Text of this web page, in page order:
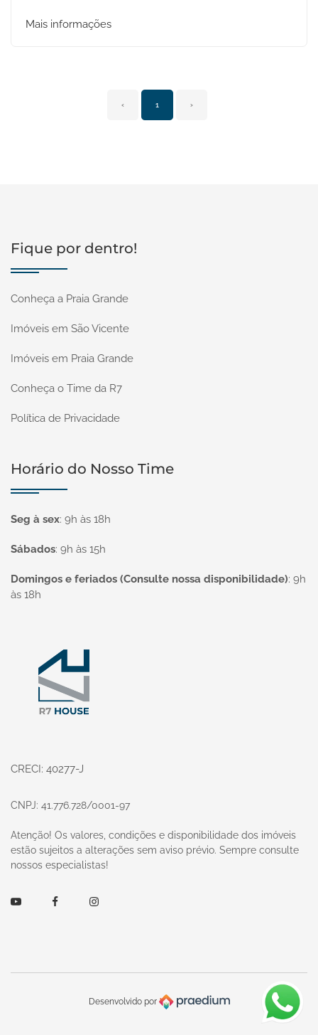
Mais informações
‹ 1 ›
Fique por dentro!
Conheça a Praia Grande
Imóveis em São Vicente
Imóveis em Praia Grande
Conheça o Time da R7
Política de Privacidade
Horário do Nosso Time
Seg à sex: 9h às 18h
Sábados: 9h às 15h
Domingos e feriados (Consulte nossa disponibilidade): 9h
às 18h
CRECI: 40277-J
CNPJ: 41.776.728/0001-97
Atenção! Os valores, condições e disponibilidade dos imóveis
estão sujeitos a alterações sem aviso prévio. Sempre consulte
nossos especialistas!
Youtube FacebookInstagram
Desenvolvido por